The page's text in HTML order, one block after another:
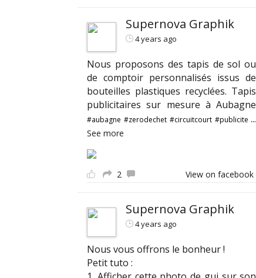
Supernova Graphik
4 years ago
Nous proposons des tapis de sol ou
de comptoir personnalisés issus de
bouteilles plastiques recyclées. Tapis
publicitaires sur mesure à Aubagne
#aubagne #zerodechet #circuitcourt #publicite ...
See more
2 View on facebook
Supernova Graphik
4 years ago
Nous vous offrons le bonheur !
Petit tuto :